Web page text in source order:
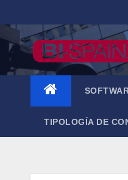
al
contenido
TIPOLOGÍA DE